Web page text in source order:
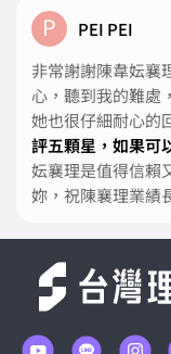
P
PEI PEI
非常謝謝陳韋妘襄
心，聽到我的難處
她也很仔細耐心的
評五顆星，如果可
妘襄理是值得信賴
妳，祝陳襄理業績